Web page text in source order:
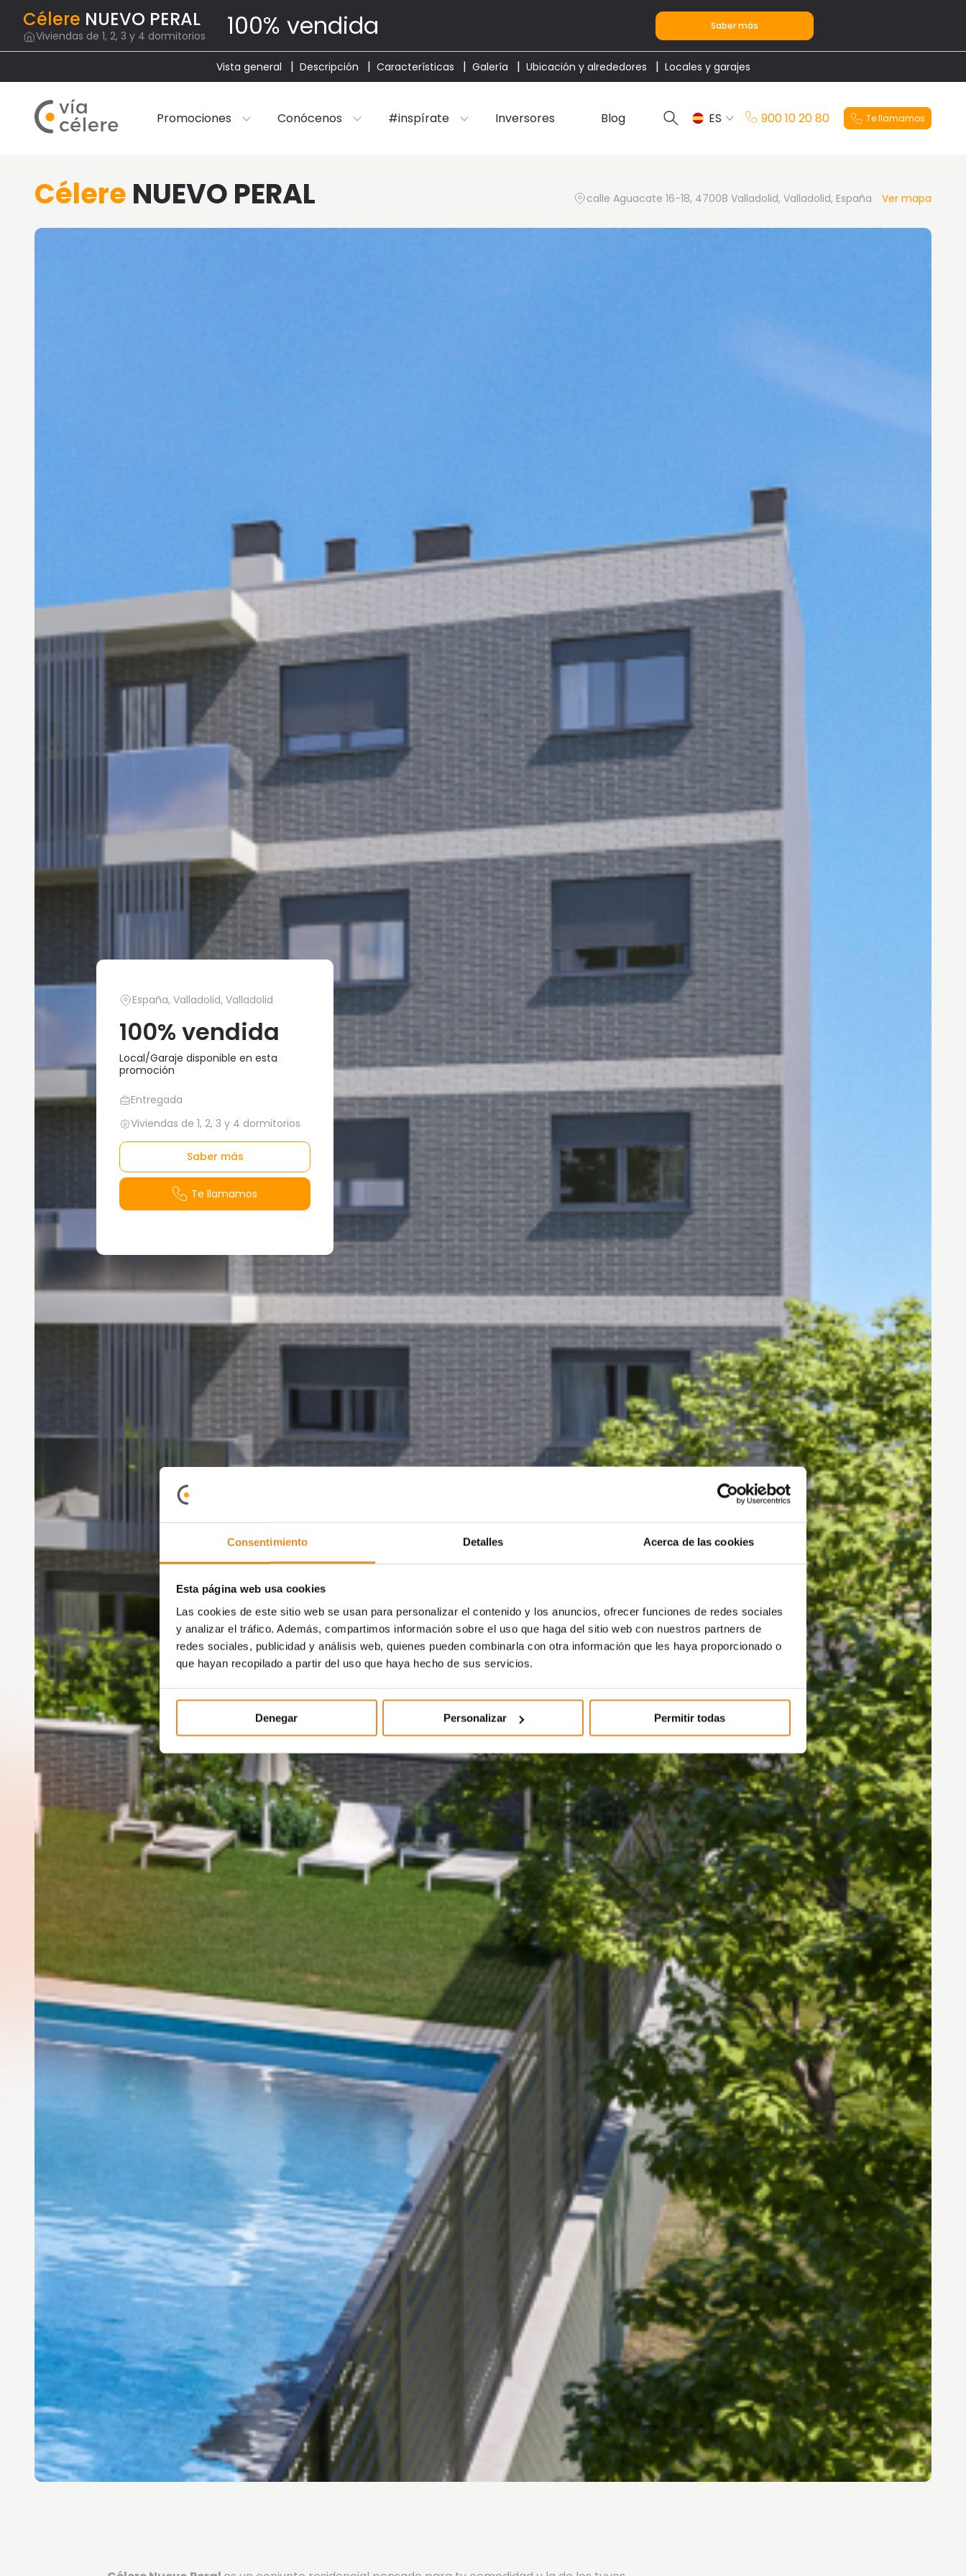
Consentimiento Detalles Acerca de las cookies
Esta página web usa cookies
Las cookies de este sitio web se usan para personalizar el contenido y los anuncios, ofrecer funciones de redes sociales
y analizar el tráfico. Además, compartimos información sobre el uso que haga del sitio web con nuestros partners de
redes sociales, publicidad y análisis web, quienes pueden combinarla con otra información que les haya proporcionado o
que hayan recopilado a partir del uso que haya hecho de sus servicios.
Denegar Personalizar Permitir todas
Célere NUEVO PERAL
Viviendas de 1, 2, 3 y 4 dormitorios 100% vendida Saber más
Vista general Descripción Características Galería Ubicación y alrededores Locales y garajes
Promociones Conócenos #inspírate Inversores Blog
ES
900 10 20 80 Te llamamos
Célere NUEVO PERAL calle Aguacate 16-18, 47008 Valladolid, Valladolid, España Ver mapa
España, Valladolid, Valladolid
100% vendida
Local/Garaje disponible en esta
promoción
Entregada
Viviendas de 1, 2, 3 y 4 dormitorios
Saber más
Te llamamos